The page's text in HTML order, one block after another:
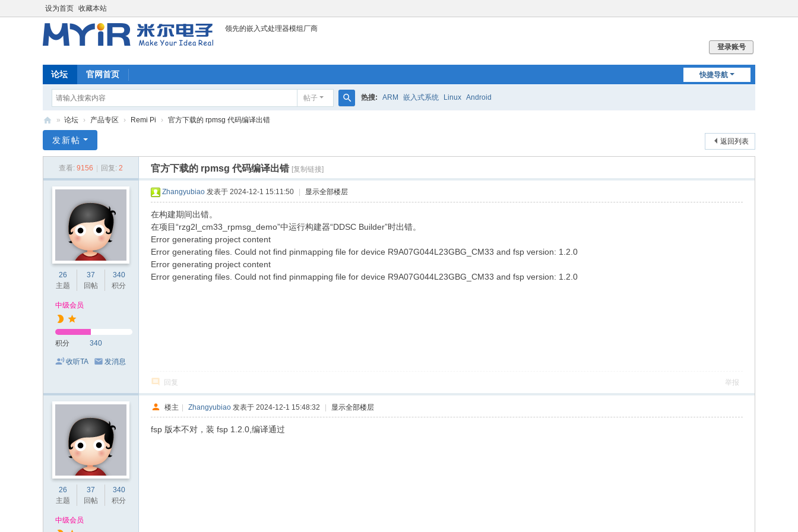
设为首页 收藏本站
领先的嵌入式处理器模组厂商
登录账号
快捷导航
论坛 官网首页
帖子 热搜: ARM 嵌入式系统 Linux Android
尔
» 论坛 › 产品专区 › Remi Pi › 官方下载的 rpmsg 代码编译出错
返回列表
发新帖
查看: 9156 回复: 2 官方下载的 rpmsg 代码编译出错 [复制链接]
26
主题
37
回帖
340
积分
中级会员
积分 340
收听TA 发消息
Zhangyubiao 发表于 2024-12-1 15:11:50 显示全部楼层
在构建期间出错。
在项目“rzg2l_cm33_rpmsg_demo”中运行构建器“DDSC Builder”时出错。
Error generating project content
Error generating files. Could not find pinmapping file for device R9A07G044L23GBG_CM33 and fsp version: 1.2.0
Error generating project content
Error generating files. Could not find pinmapping file for device R9A07G044L23GBG_CM33 and fsp version: 1.2.0
回复 举报
26
主题
37
回帖
340
积分
中级会员
楼主 | Zhangyubiao 发表于 2024-12-1 15:48:32 | 显示全部楼层
fsp 版本不对，装 fsp 1.2.0,编译通过